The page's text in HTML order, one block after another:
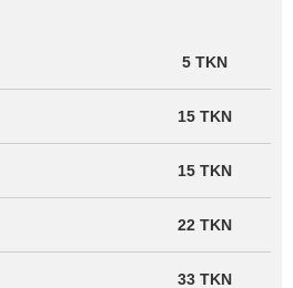
5 TKN
15 TKN
15 TKN
22 TKN
33 TKN